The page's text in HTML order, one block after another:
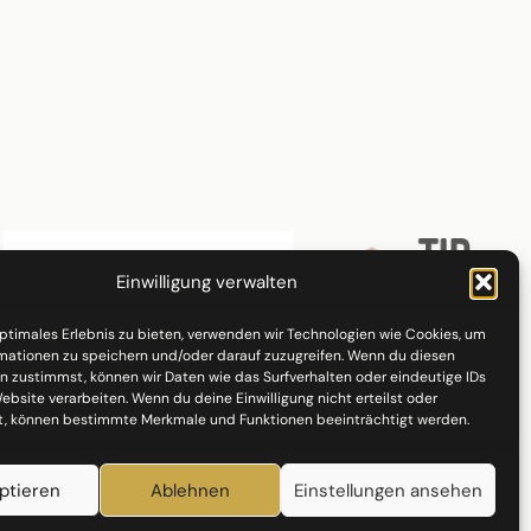
Einwilligung verwalten
Erlebnis zu bieten, verwenden wir Technologien wie Cookies, um
zu speichern und/oder darauf zuzugreifen. Wenn du diesen
zustimmst, können wir Daten wie das Surfverhalten oder eindeutige IDs
verarbeiten. Wenn du deine Einwilligung nicht erteilst oder
können bestimmte Merkmale und Funktionen beeinträchtigt werden.
Ablehnen Einstellungen ansehen